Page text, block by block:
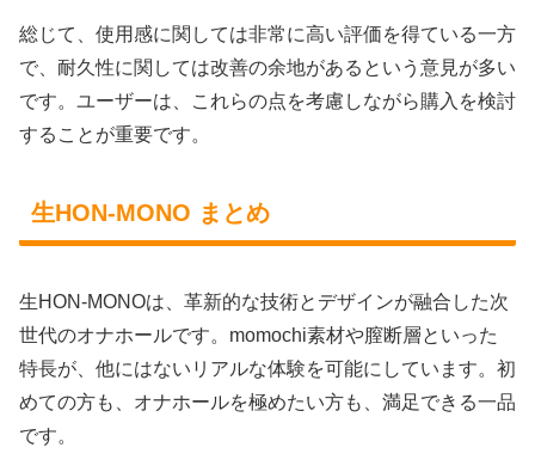
総じて、使用感に関しては非常に高い評価を得ている一方
で、耐久性に関しては改善の余地があるという意見が多い
です。ユーザーは、これらの点を考慮しながら購入を検討
することが重要です。
生HON-MONO まとめ
生HON-MONOは、革新的な技術とデザインが融合した次
世代のオナホールです。momochi素材や膣断層といった
特長が、他にはないリアルな体験を可能にしています。初
めての方も、オナホールを極めたい方も、満足できる一品
です。